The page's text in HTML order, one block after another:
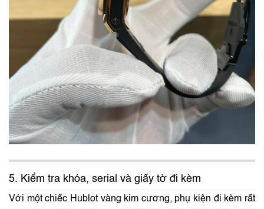
5. Kiểm tra khóa, serial và giấy tờ đi kèm
Với một chiếc Hublot vàng kim cương, phụ kiện đi kèm rất